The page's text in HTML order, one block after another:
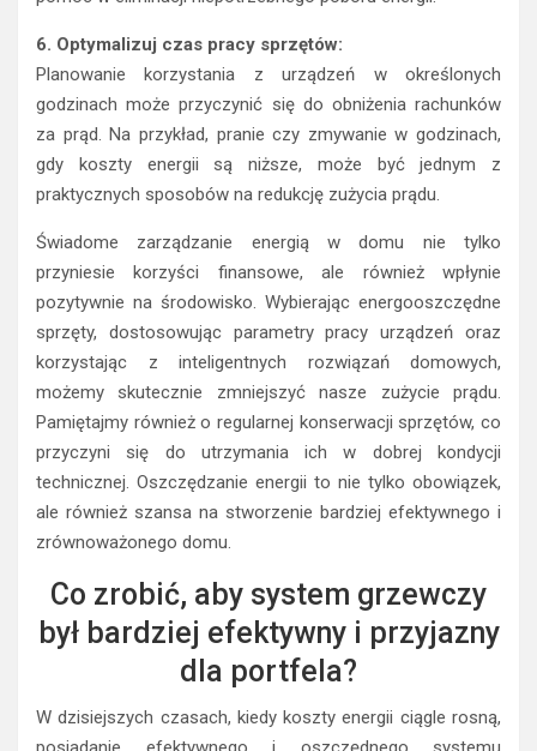
pomóc w eliminacji niepotrzebnego poboru energii.
6. Optymalizuj czas pracy sprzętów:
Planowanie korzystania z urządzeń w określonych
godzinach może przyczynić się do obniżenia rachunków
za prąd. Na przykład, pranie czy zmywanie w godzinach,
gdy koszty energii są niższe, może być jednym z
praktycznych sposobów na redukcję zużycia prądu.
Świadome zarządzanie energią w domu nie tylko
przyniesie korzyści finansowe, ale również wpłynie
pozytywnie na środowisko. Wybierając energooszczędne
sprzęty, dostosowując parametry pracy urządzeń oraz
korzystając z inteligentnych rozwiązań domowych,
możemy skutecznie zmniejszyć nasze zużycie prądu.
Pamiętajmy również o regularnej konserwacji sprzętów, co
przyczyni się do utrzymania ich w dobrej kondycji
technicznej. Oszczędzanie energii to nie tylko obowiązek,
ale również szansa na stworzenie bardziej efektywnego i
zrównoważonego domu.
Co zrobić, aby system grzewczy
był bardziej efektywny i przyjazny
dla portfela?
W dzisiejszych czasach, kiedy koszty energii ciągle rosną,